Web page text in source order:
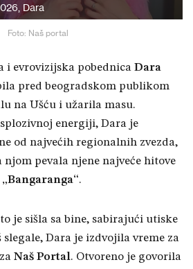
Dara
Foto: Naš portal
i evrovizijska pobednica Dara
pred beogradskom publikom
na Ušću i užarila masu.
energiji, Dara je
od najvećih regionalnih zvezda,
njom pevala njene najveće hitove
„Bangaranga“.
je sišla sa bine, sabirajući utiske
slegale, Dara je izdvojila vreme za
Naš Portal. Otvoreno je govorila